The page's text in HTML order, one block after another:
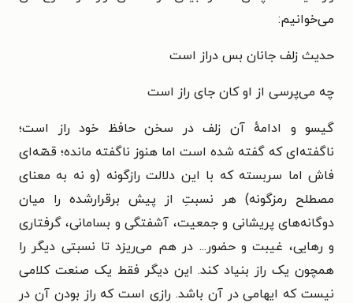
می‌خوانیم:
حدیث زلف جانان بس دراز است
چه می‌پرسی از او کان جای راز است
گیسو و ادامهٔ آن زلف در سخن حافظ خود راز است؛
ناگفته‌ای که گفته شده است اما هنوز ناگفته مانده؛ قصّه‌ای
فاش اما سربسته که با این دلالت رازگونه (و نه به معنای
مصطلح رمزگونه) هر نسبتِ از پیش برقرارشده را میان
دوگانه‌های پریشانی و جمعیت، آشفتگی و بسامانی، گرفتاری
و رهایی، غیبت و حضور... در هم می‌ریزد تا نسبتی دیگر را
همچون یک راز بنیاد کند. این دیگر فقط یک صنعت کلامی
نیست که ایهامی در آن باشد. رازی است که راز بودن آن در